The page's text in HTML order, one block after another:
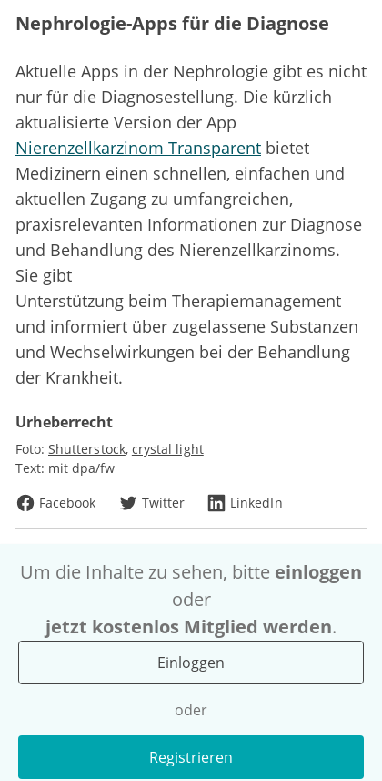
Nephrologie-Apps für die Diagnose
Aktuelle Apps in der Nephrologie gibt es nicht
nur für die Diagnosestellung. Die kürzlich
aktualisierte Version der App
Nierenzellkarzinom Transparent bietet
Medizinern einen schnellen, einfachen und
aktuellen Zugang zu umfangreichen,
praxisrelevanten Informationen zur Diagnose
und Behandlung des Nierenzellkarzinoms.
Sie gibt
Unterstützung beim Therapiemanagement
und informiert über zugelassene Substanzen
und Wechselwirkungen bei der Behandlung
der Krankheit.
Urheberrecht
Foto: Shutterstock crystal light
Text: mit dpa/fw
Facebook
Twitter LinkedIn
Um die Inhalte zu sehen, bitte einloggen
oder
jetzt kostenlos Mitglied werden.
Einloggen
oder
Registrieren